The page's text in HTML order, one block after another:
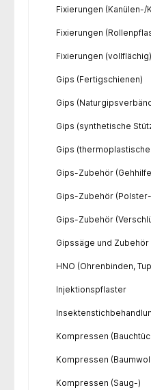
Fixierungen (Kanülen-/
Fixierungen
Fixierungen (vollflächig)
Gips (Fertigschienen)
Gips
Gips (synthetische
Gips
Gips-Zubehör
Gips-Zubehör
Gips-Zubehör
Gipssäge und Zubehör
HNO (Ohrenbinden,
Injektionspflaster
Kompressen
Kompressen
Kompressen (Saug-)